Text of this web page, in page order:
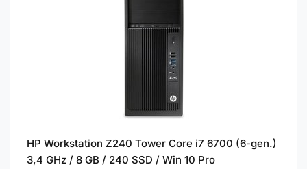
HP Workstation Z240 Tower Core i7 6700 (6-gen.)
3,4 GHz / 8 GB / 240 SSD / Win 10 Pro